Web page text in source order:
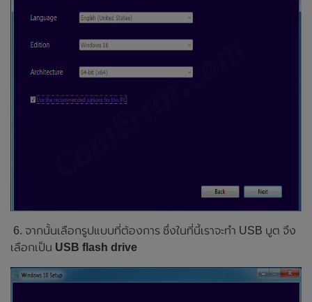
6. จากนั้นเลือกรูปแบบที่ต้องการ ซึ่งในที่นี้เราจะทำ USB บูต จึง
เลือกเป็น USB flash drive